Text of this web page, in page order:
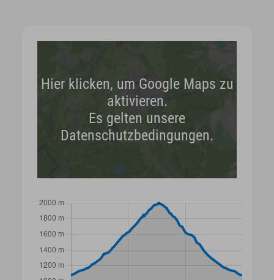
Hier klicken, um Google Maps zu
aktivieren.
Es gelten unsere
Datenschutzbedingungen.